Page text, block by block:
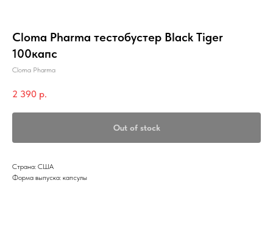
Cloma Pharma тестобустер Black Tiger
100капс
Cloma Pharma
2 390 р.
Out of stock
Страна: США
Форма выпуска: капсулы